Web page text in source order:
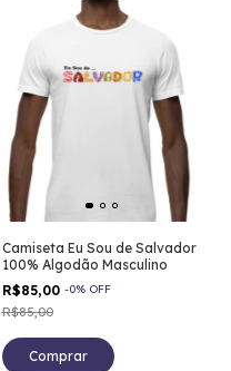
Camiseta Eu Sou de Salvador
100% Algodão Masculino
R$85,00 -0% OFF
R$85,00
Comprar